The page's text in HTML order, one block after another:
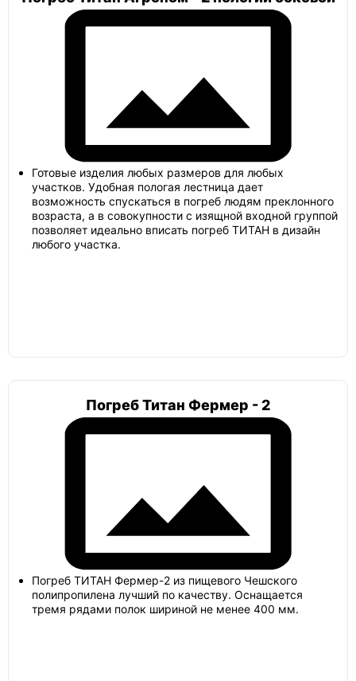
Погреб винный
Погреб с наклонным входом
Погреб 2х4
Погреб 4х4
Готовые изделия любых размеров для любых
участков. Удобная пологая лестница дает
возможность спускаться в погреб людям преклонного
возраста, а в совокупности с изящной входной группой
позволяет идеально вписать погреб ТИТАН в дизайн
любого участка.
Погреб Титан Фермер - 2
Погреб ТИТАН Фермер-2 из пищевого Чешского
полипропилена лучший по качеству. Оснащается
тремя рядами полок шириной не менее 400 мм.